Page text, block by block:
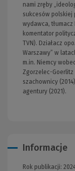
nami zręby
sukcesów polskiej
wydawca,
komentator
TVN). Działacz
Warszawy” w
m.in. Niemcy
Zgorzelec-Goerlitz
szachownicy
agentury (2021).
Informacje
Rok publikacji: